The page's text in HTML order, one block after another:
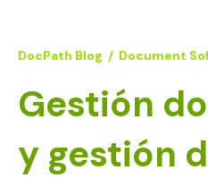
DocPath Blog / Document
Gestión
y gestión